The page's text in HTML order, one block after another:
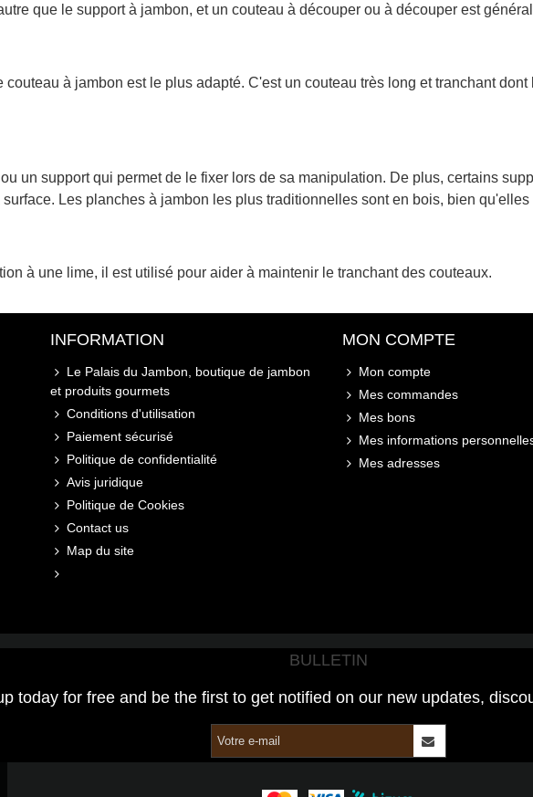
que le support à jambon, et un couteau à découper ou à découper est
à jambon est le plus adapté. C'est un couteau très long et tranchant
un support qui permet de le fixer lors de sa manipulation. De plus, certains
Les planches à jambon les plus traditionnelles sont en bois, bien
à une lime, il est utilisé pour aider à maintenir le tranchant des couteaux.
INFORMATION
Le Palais du Jambon, boutique de jambon
et produits gourmets
Conditions d'utilisation
Paiement sécurisé
Politique de confidentialité
Avis juridique
Politique de Cookies
Contact us
Map du site
MON COMPTE
Mon compte
Mes commandes
Mes bons
Mes informations
Mes adresses
BULLETIN
today for free and be the first to get notified on our new updates,